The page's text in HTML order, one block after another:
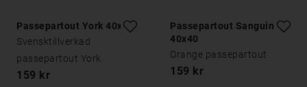
Passepartout York 40x40
Svensktillverkad
passepartout York
159 kr
Passepartout Sanguine
40x40
Orange passepartout
159 kr